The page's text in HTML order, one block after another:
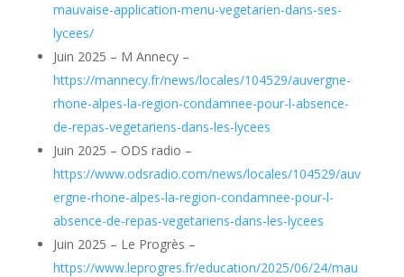
mauvaise-application-menu-vegetarien-dans-ses-
lycees/
Juin 2025 – M Annecy –
https://mannecy.fr/news/locales/104529/auvergne-
rhone-alpes-la-region-condamnee-pour-l-absence-
de-repas-vegetariens-dans-les-lycees
Juin 2025 – ODS radio –
https://www.odsradio.com/news/locales/104529/auv
ergne-rhone-alpes-la-region-condamnee-pour-l-
absence-de-repas-vegetariens-dans-les-lycees
Juin 2025 – Le Progrès –
https://www.leprogres.fr/education/2025/06/24/mau